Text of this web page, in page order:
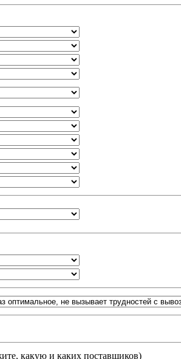
какую и каких поставщиков)